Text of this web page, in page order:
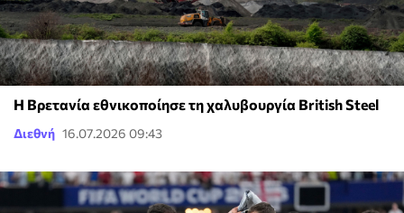
Η Βρετανία εθνικοποίησε τη χαλυβουργία British Steel
Διεθνή 16.07.2026 09:43